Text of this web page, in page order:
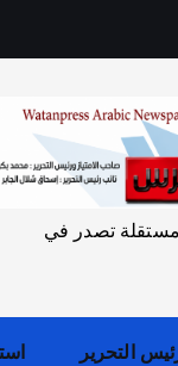
تصدر في
التحرير